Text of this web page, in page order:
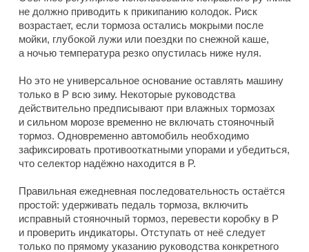
не должно приводить к прикипанию колодок. Риск
возрастает, если тормоза остались мокрыми после
мойки, глубокой лужи или поездки по снежной каше,
а ночью температура резко опустилась ниже нуля.
Но это не универсальное основание оставлять машину
только в P всю зиму. Некоторые руководства
действительно предписывают при влажных тормозах
и сильном морозе временно не включать стояночный
тормоз. Одновременно автомобиль необходимо
зафиксировать противооткатными упорами и убедиться,
что селектор надёжно находится в P.
Правильная ежедневная последовательность остаётся
простой: удерживать педаль тормоза, включить
исправный стояночный тормоз, перевести коробку в P
и проверить индикаторы. Отступать от неё следует
только по прямому указанию руководства конкретного